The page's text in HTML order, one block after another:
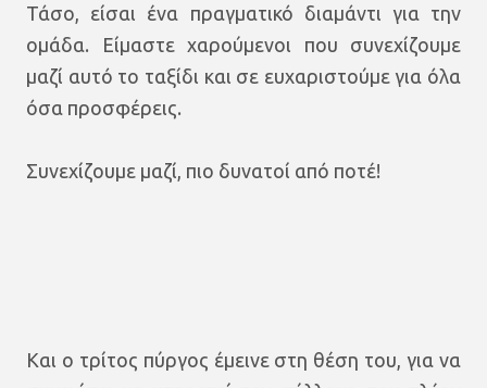
Τάσο, είσαι ένα πραγματικό διαμάντι για την
ομάδα. Είμαστε χαρούμενοι που συνεχίζουμε
μαζί αυτό το ταξίδι και σε ευχαριστούμε για όλα
όσα προσφέρεις.
Συνεχίζουμε μαζί, πιο δυνατοί από ποτέ!
Και ο τρίτος πύργος έμεινε στη θέση του, για να